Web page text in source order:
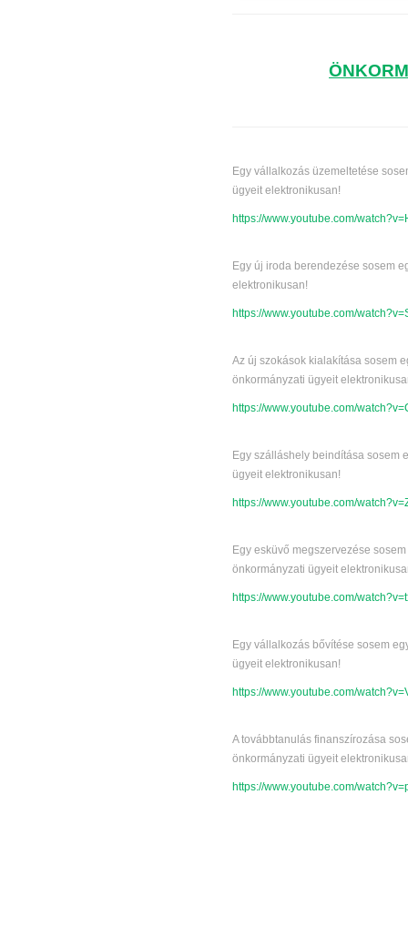
Egy vállalkozás üzemeltetése
ügyeit elektronikusan!
https://www.youtube.com/
Egy új iroda berendezése sosem
elektronikusan!
https://www.youtube.com/
Az új szokások kialakítása sosem
önkormányzati ügyeit
https://www.youtube.com/
Egy szálláshely beindítása sosem
ügyeit elektronikusan!
https://www.youtube.com/
Egy esküvő megszervezése
önkormányzati ügyeit
https://www.youtube.com/
Egy vállalkozás bővítése sosem
ügyeit elektronikusan!
https://www.youtube.com/
A továbbtanulás finanszírozása
önkormányzati ügyeit
https://www.youtube.com/